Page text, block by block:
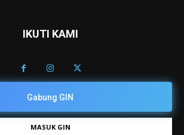
IKUTI KAMI
Gabung GIN
MASUK GIN